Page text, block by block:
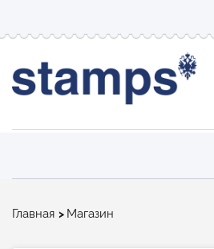
Строка
Главная Магазин